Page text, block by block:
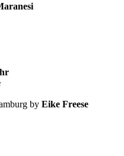
by Eike Freese